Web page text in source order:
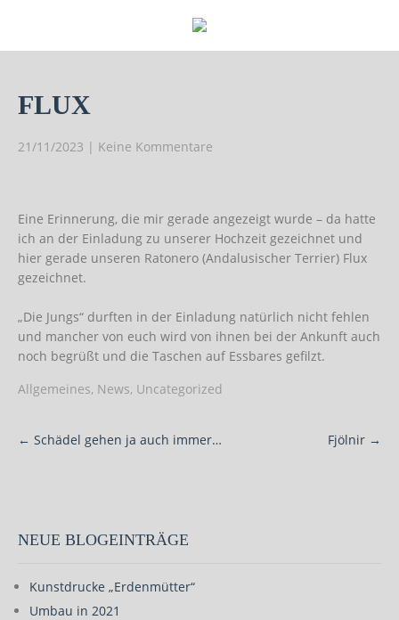
FLUX
21/11/2023 | Keine Kommentare
Eine Erinnerung, die mir gerade angezeigt wurde – da hatte
ich an der Einladung zu unserer Hochzeit gezeichnet und
hier gerade unseren Ratonero (Andalusischer Terrier) Flux
gezeichnet.
„Die Jungs“ durften in der Einladung natürlich nicht fehlen
und mancher von euch wird von ihnen bei der Ankunft auch
noch begrüßt und die Taschen auf Essbares gefilzt.
Allgemeines, News, Uncategorized
Post
navigation
← Schädel gehen ja auch immer… Fjölnir →
NEUE BLOGEINTRÄGE
Kunstdrucke „Erdenmütter“
Umbau in 2021